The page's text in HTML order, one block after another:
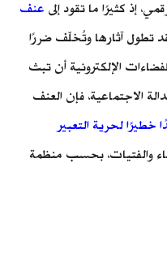
إذ كثيرًا ما تقود إلى عنف
تطول آثارها وتُخلّف ضررًا
الإلكترونية أن تبث
الاجتماعية، فإن العنف
خطيرًا لحرية التعبير
والفتيات، بحسب منظمة